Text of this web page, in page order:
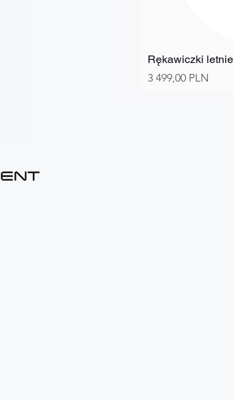
Rękawiczki letnie
Ціна
3 499,00 PLN